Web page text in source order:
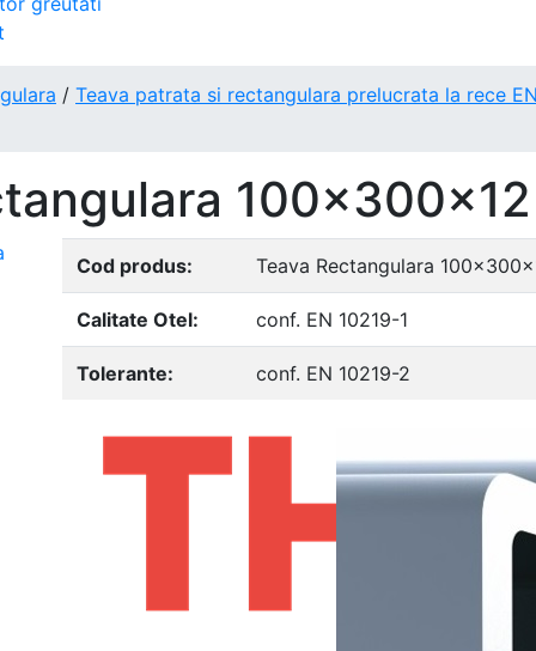
/ Teava patrata si rectangulara prelucrata la rece
100x300x12
Cod produs: Teava Rectangulara
Calitate Otel: conf. EN 10219-1
Tolerante: conf. EN 10219-2